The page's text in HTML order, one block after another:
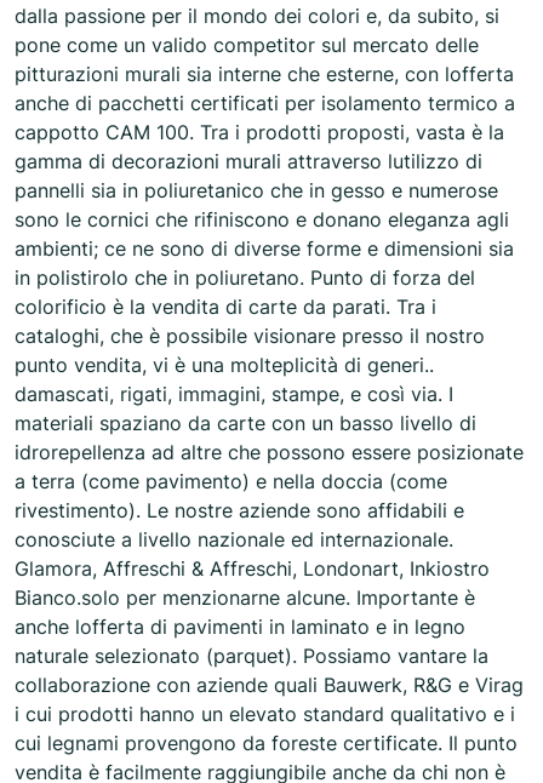
dalla passione per il mondo dei colori e, da subito, si
pone come un valido competitor sul mercato delle
pitturazioni murali sia interne che esterne, con lofferta
anche di pacchetti certificati per isolamento termico a
cappotto CAM 100. Tra i prodotti proposti, vasta è la
gamma di decorazioni murali attraverso lutilizzo di
pannelli sia in poliuretanico che in gesso e numerose
sono le cornici che rifiniscono e donano eleganza agli
ambienti; ce ne sono di diverse forme e dimensioni sia
in polistirolo che in poliuretano. Punto di forza del
colorificio è la vendita di carte da parati. Tra i
cataloghi, che è possibile visionare presso il nostro
punto vendita, vi è una molteplicità di generi..
damascati, rigati, immagini, stampe, e così via. I
materiali spaziano da carte con un basso livello di
idrorepellenza ad altre che possono essere posizionate
a terra (come pavimento) e nella doccia (come
rivestimento). Le nostre aziende sono affidabili e
conosciute a livello nazionale ed internazionale.
Glamora, Affreschi & Affreschi, Londonart, Inkiostro
Bianco.solo per menzionarne alcune. Importante è
anche lofferta di pavimenti in laminato e in legno
naturale selezionato (parquet). Possiamo vantare la
collaborazione con aziende quali Bauwerk, R&G e Virag
i cui prodotti hanno un elevato standard qualitativo e i
cui legnami provengono da foreste certificate. Il punto
vendita è facilmente raggiungibile anche da chi non è